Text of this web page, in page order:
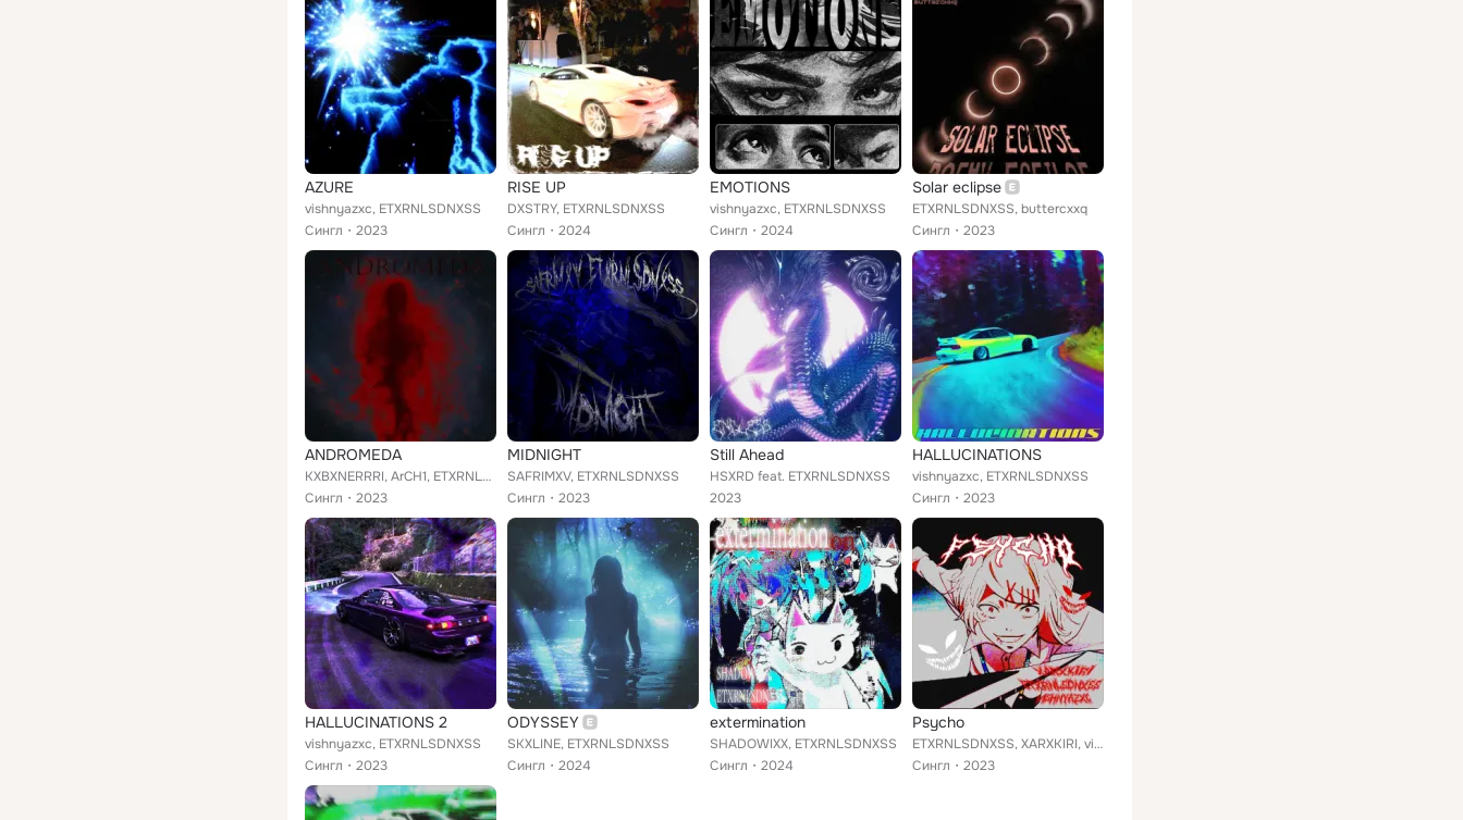
AZURE
vishnyazxc, ETXRNLSDNXSS
Сингл
2023
RISE UP
DXSTRY, ETXRNLSDNXSS
Сингл
2024
EMOTIONS
vishnyazxc, ETXRNLSDNXSS
Сингл
2024
Solar eclipse
ETXRNLSDNXSS, buttercxxq
Сингл
2023
ANDROMEDA
KXBXNERRRI, ArCH1, ETXRNLSDNXSS
Сингл
2023
MIDNIGHT
SAFRIMXV, ETXRNLSDNXSS
Сингл
2023
Still Ahead
HSXRD feat. ETXRNLSDNXSS
2023
HALLUCINATIONS
vishnyazxc, ETXRNLSDNXSS
Сингл
2023
HALLUCINATIONS 2
vishnyazxc, ETXRNLSDNXSS
Сингл
2023
ODYSSEY
SKXLINE, ETXRNLSDNXSS
Сингл
2024
extermination
SHADOWIXX, ETXRNLSDNXSS
Сингл
2024
Psycho
ETXRNLSDNXSS, XARXKIRI, vishnyazxc
Сингл
2023